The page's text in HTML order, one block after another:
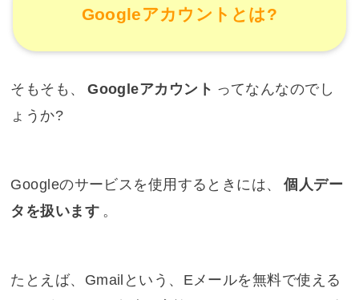
Googleアカウントとは?
そもそも、 Googleアカウント ってなんなのでし
ょうか?
Googleのサービスを使用するときには、
個人デー
タを扱います 。
たとえば、Gmailという、Eメールを無料で使える